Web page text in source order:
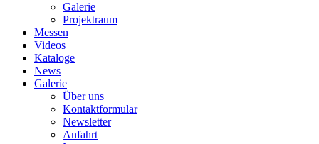
Galerie
Projektraum
Messen
Videos
Kataloge
News
Galerie
Über uns
Kontaktformular
Newsletter
Anfahrt